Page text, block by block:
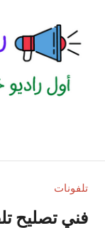
المحتوى
الكويت
للاعلانات
بالكويت
تلفونات